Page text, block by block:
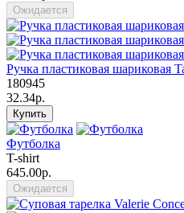
Ожидается
Ручка пластиковая шариковая
180945
32.34р.
Купить
Футболка
T-shirt
645.00р.
Ожидается